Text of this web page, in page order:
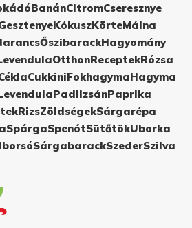
BanánCitromCseresznye
KókuszKörteMálna
ŐszibarackHagyomány
OtthonReceptekRózsa
CukkiniFokhagymaHagyma
PadlizsánPaprika
RizsZöldségekSárgarépa
SpárgaSpenótSütőtökUborka
SárgabarackSzederSzilva